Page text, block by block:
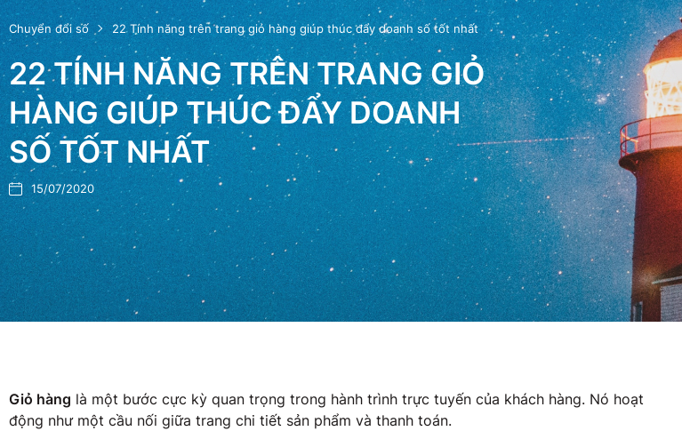
Chuyển đổi số 22 Tính năng trên trang giỏ hàng giúp thúc đẩy doanh số tốt nhất
22 TÍNH NĂNG TRÊN TRANG GIỎ
HÀNG GIÚP THÚC ĐẨY DOANH
SỐ TỐT NHẤT
15/07/2020
Giỏ hàng là một bước cực kỳ quan trọng trong hành trình trực tuyến của khách hàng. Nó hoạt
động như một cầu nối giữa trang chi tiết sản phẩm và thanh toán.